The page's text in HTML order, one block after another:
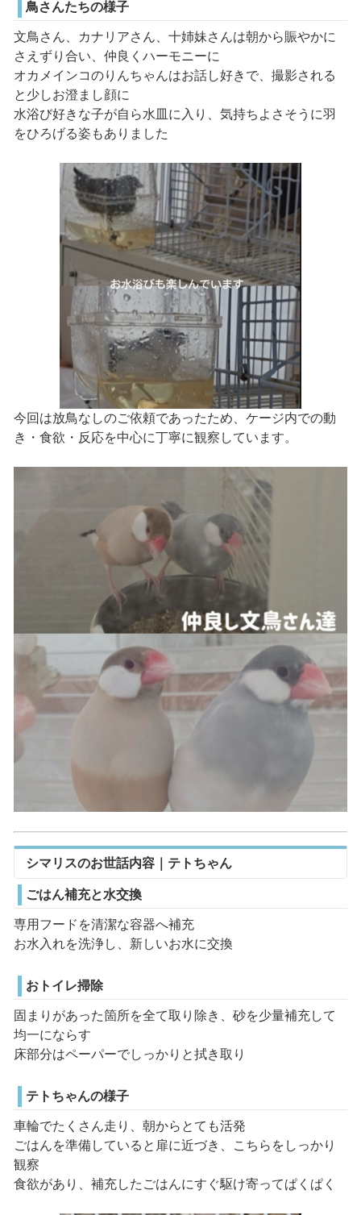
鳥さんたちの様子
文鳥さん、カナリアさん、十姉妹さんは朝から賑やかに
さえずり合い、仲良くハーモニーに
オカメインコのりんちゃんはお話し好きで、撮影される
と少しお澄まし顔に
水浴び好きな子が自ら水皿に入り、気持ちよさそうに羽
をひろげる姿もありました
今回は放鳥なしのご依頼であったため、ケージ内での動
き・食欲・反応を中心に丁寧に観察しています。
シマリスのお世話内容｜テトちゃん
ごはん補充と水交換
専用フードを清潔な容器へ補充
お水入れを洗浄し、新しいお水に交換
おトイレ掃除
固まりがあった箇所を全て取り除き、砂を少量補充して
均一にならす
床部分はペーパーでしっかりと拭き取り
テトちゃんの様子
車輪でたくさん走り、朝からとても活発
ごはんを準備していると扉に近づき、こちらをしっかり
観察
食欲があり、補充したごはんにすぐ駆け寄ってぱくぱく